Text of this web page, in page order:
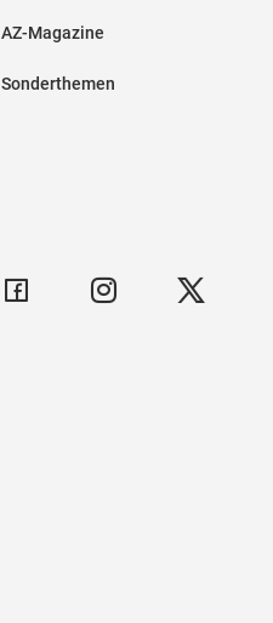
AZ-Magazine
Sonderthemen